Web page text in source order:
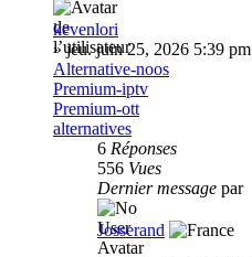
kevenlori
»jeu. juin 25, 2026 5:39 pm
Alternative-noos
Premium-iptv
Premium-ott
alternatives
6 Réponses
556 Vues
Dernier message par
Josserand